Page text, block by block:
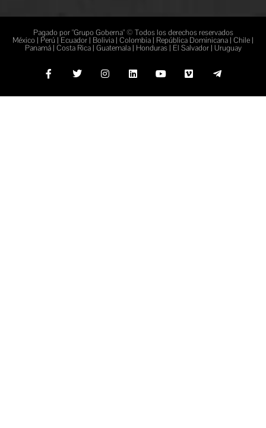
Pagado por "Grupo Goberna" © Todos los derechos reservados
México | Perú | Ecuador | Bolivia | Colombia | República Dominicana | Chile |
Panamá | Costa Rica | Guatemala | Honduras | El Salvador | Uruguay